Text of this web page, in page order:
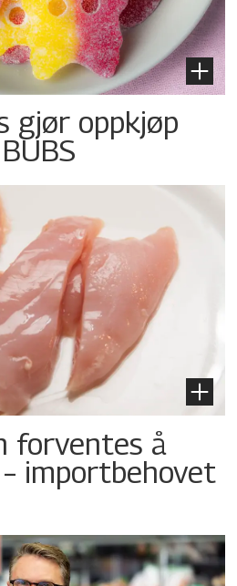
gjør oppkjøp
forventes å
importbehovet